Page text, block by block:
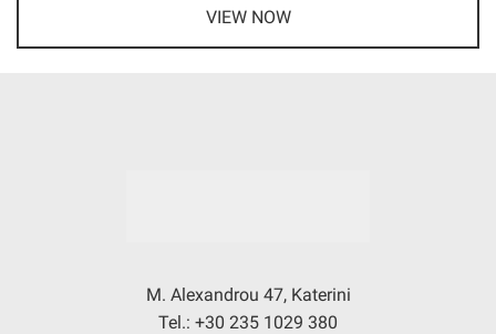
VIEW NOW
M. Alexandrou 47, Katerini
Tel.: +30 235 1029 380